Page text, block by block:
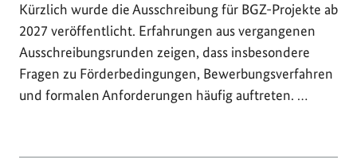
Kürzlich wurde die Ausschreibung für BGZ-Projekte ab
2027 veröffentlicht. Erfahrungen aus vergangenen
Ausschreibungsrunden zeigen, dass insbesondere
Fragen zu Förderbedingungen, Bewerbungsverfahren
und formalen Anforderungen häufig auftreten. …